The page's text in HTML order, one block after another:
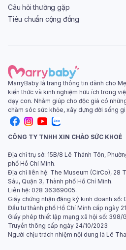
Câu hỏi thường gặp
Tiêu chuẩn cộng đồng
MarryBaby là trang thông tin dành cho
kiến thức và kinh nghiệm hữu ích trong
dạy con. Nhằm giúp cho độc giả có
chăm sóc sức khỏe, xây dựng đời sống
CÔNG TY TNHH XIN CHÀO SỨC KHOẺ
Địa chỉ trụ sở: 15B/8 Lê Thánh Tôn,
phố Hồ Chí Minh.
Địa chỉ liên hệ: The Museum (CirCo), 28
Sáu, Quận 3, Thành phố Hồ Chí Minh.
Liên hệ: 028 36369005.
Giấy chứng nhận đăng ký kinh doanh số:
Đầu tư thành phố Hồ Chí Minh cấp ngày
Giấy phép thiết lập mạng xã hội số:
Truyền thông cấp ngày 24/10/2023
Người chịu trách nhiệm nội dung là Lê